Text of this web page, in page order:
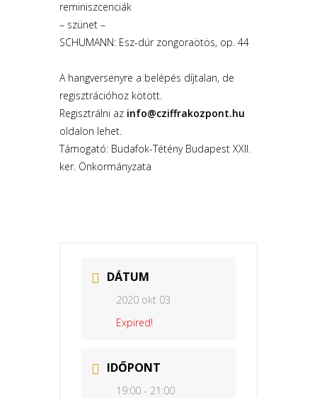
reminiszcenciák
– szünet –
SCHUMANN: Esz-dúr zongoraötös, op. 44
A hangversenyre a belépés díjtalan, de
regisztrációhoz kötött.
Regisztrálni az info@cziffrakozpont.hu
oldalon lehet.
Támogató: Budafok-Tétény Budapest XXII.
ker. Önkormányzata
DÁTUM
2020 okt 03
Expired!
IDŐPONT
19:00 - 21:00